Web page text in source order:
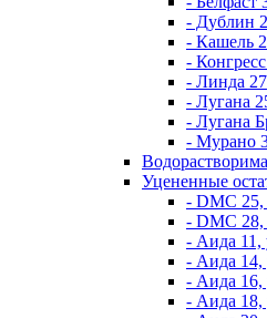
- Дублин
- Кашель
-
- Линда 27
- Лугана
- Лугана
- Мурано
Уцененные
- DMC 25,
- DMC 28,
- Аида 11,
- Аида 14,
- Аида 16,
- Аида 18,